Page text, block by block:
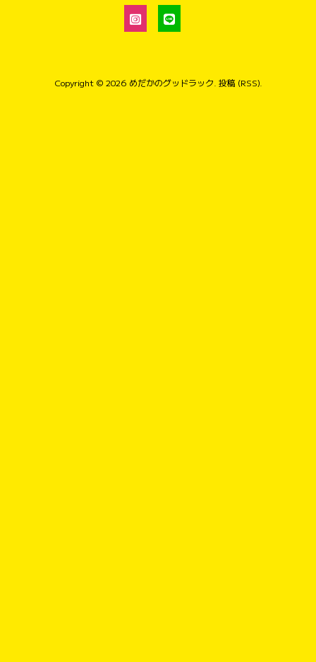
Copyright © 2026 めだかのグッドラック 投稿 (RSS).